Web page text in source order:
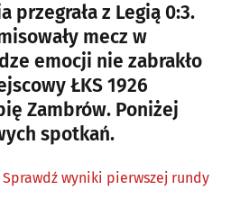
przegrała z Legią 0:3.
mecz w
emocji nie zabrakło
ŁKS 1926
Zambrów. Poniżej
spotkań.
wyniki pierwszej rundy